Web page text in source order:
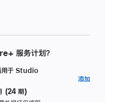
服务计划？
用于 Studio
(24 期)
添加